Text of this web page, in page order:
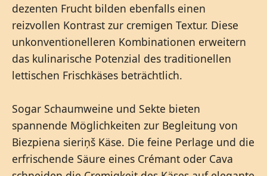
dezenten Frucht bilden ebenfalls einen
reizvollen Kontrast zur cremigen Textur. Diese
unkonventionelleren Kombinationen erweitern
das kulinarische Potenzial des traditionellen
lettischen Frischkäses beträchtlich.
Sogar Schaumweine und Sekte bieten
spannende Möglichkeiten zur Begleitung von
Biezpiena sieriņš Käse. Die feine Perlage und die
erfrischende Säure eines Crémant oder Cava